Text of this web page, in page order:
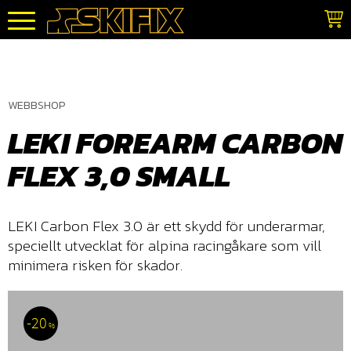
Meny
WEBBSHOP
LEKI FOREARM CARBON
FLEX 3,0 SMALL
LEKI Carbon Flex 3.0 är ett skydd för underarmar,
speciellt utvecklat för alpina racingåkare som vill
minimera risken för skador.
20 %